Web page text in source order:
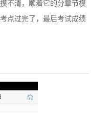
不清，顺着它的分章节模
点过完了，最后考试成绩